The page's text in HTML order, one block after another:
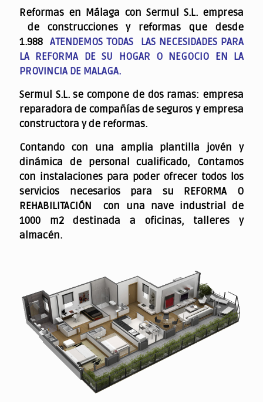
Reformas en Málaga con Sermul S.L. empresa
de construcciones y reformas que desde
1.988ATENDEMOS TODAS LAS NECESIDADES PARA
LA REFORMA DE SU HOGAR O NEGOCIO EN LA
PROVINCIA DE MALAGA.
Sermul S.L. se compone de dos ramas: empresa
reparadora de compañías de seguros y empresa
constructora y de reformas.
Contando con una amplia plantilla jovén y
dinámica de personal cualificado, Contamos
con instalaciones para poder ofrecer todos los
servicios necesarios para su REFORMA O
REHABILITACIÓN con una nave industrial de
1000 m2 destinada a oficinas, talleres y
almacén.